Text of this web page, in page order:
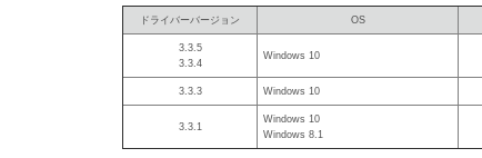
ドライバーバージョン OS
3.3.5
3.3.4
Windows 10
3.3.3 Windows 10
3.3.1
Windows 10
Windows 8.1